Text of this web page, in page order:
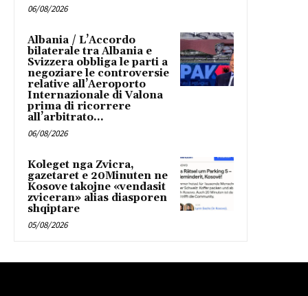
06/08/2026
Albania / L’Accordo
bilaterale tra Albania e
Svizzera obbliga le parti a
negoziare le controversie
relative all’Aeroporto
Internazionale di Valona
prima di ricorrere
all’arbitrato...
06/08/2026
Koleget nga Zvicra,
gazetaret e 20Minuten ne
Kosove takojne «vendasit
zviceran» alias diasporen
shqiptare
05/08/2026